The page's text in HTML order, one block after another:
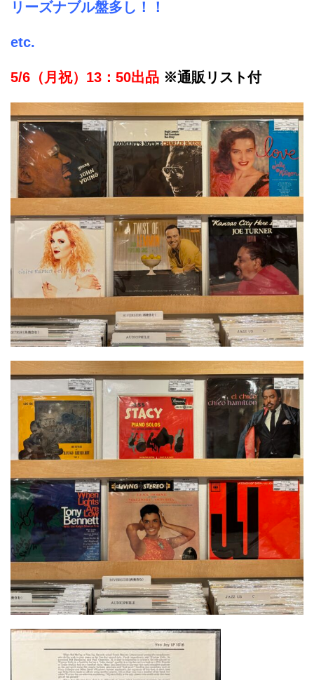
リーズナブル盤多し！！
etc.
5/6（月祝）13：50出品 ※通販リスト付